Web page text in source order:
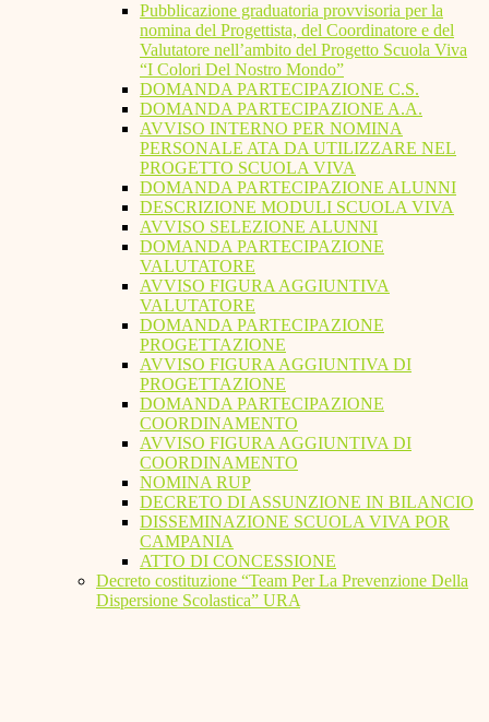
Pubblicazione graduatoria provvisoria per la
nomina del Progettista, del Coordinatore e del
Valutatore nell’ambito del Progetto Scuola Viva
“I Colori Del Nostro Mondo”
DOMANDA PARTECIPAZIONE C.S.
DOMANDA PARTECIPAZIONE A.A.
AVVISO INTERNO PER NOMINA
PERSONALE ATA DA UTILIZZARE NEL
PROGETTO SCUOLA VIVA
DOMANDA PARTECIPAZIONE ALUNNI
DESCRIZIONE MODULI SCUOLA VIVA
AVVISO SELEZIONE ALUNNI
DOMANDA PARTECIPAZIONE
VALUTATORE
AVVISO FIGURA AGGIUNTIVA
VALUTATORE
DOMANDA PARTECIPAZIONE
PROGETTAZIONE
AVVISO FIGURA AGGIUNTIVA DI
PROGETTAZIONE
DOMANDA PARTECIPAZIONE
COORDINAMENTO
AVVISO FIGURA AGGIUNTIVA DI
COORDINAMENTO
NOMINA RUP
DECRETO DI ASSUNZIONE IN BILANCIO
DISSEMINAZIONE SCUOLA VIVA POR
CAMPANIA
ATTO DI CONCESSIONE
Decreto costituzione “Team Per La Prevenzione Della
Dispersione Scolastica” URA